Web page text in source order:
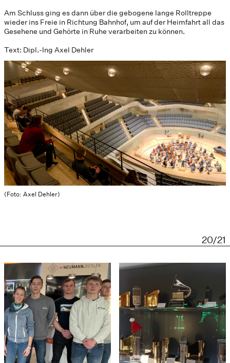
(Foto: Axel Dehler)
Am Schluss ging es dann über die gebogene lange Rolltreppe
wieder ins Freie in Richtung Bahnhof, um auf der Heimfahrt all das
Gesehene und Gehörte in Ruhe verarbeiten zu können.
Text: Dipl.-Ing Axel Dehler
20/21